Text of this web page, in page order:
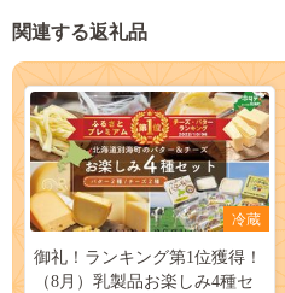
関連する返礼品
冷蔵
御礼！ランキング第1位獲得！
（8月）乳製品お楽しみ4種セ